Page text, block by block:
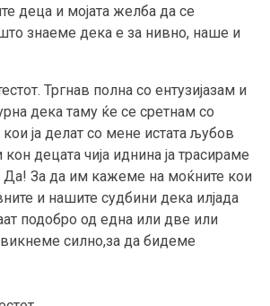
деца и мојата желба да се
знаеме дека е за нивно, наше и
Тргнав полна со ентузијазам и
дека таму ќе се сретнам со
ја делат со мене истата љубов
кон децата чија иднина ја трасираме
Да! За да им кажеме на моќните кои
и нашите судбини дека илјада
подобро од една или две или
силно,за да бидеме